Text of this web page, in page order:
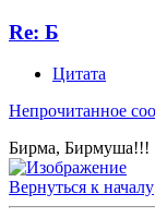
Re: Б
Цитата
Непрочитанное
Бирма, Бирмуша!!!
Вернуться к началу